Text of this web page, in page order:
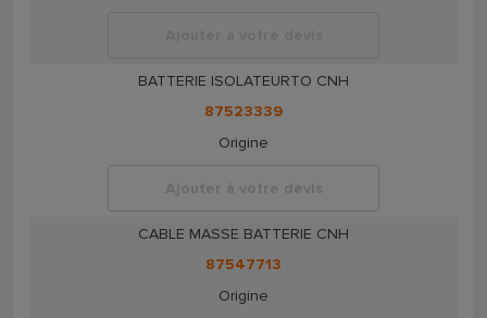
BATTERIE ISOLATEURTO CNH
87523339
Origine
Ajouter à votre devis
CABLE MASSE BATTERIE CNH
87547713
Origine